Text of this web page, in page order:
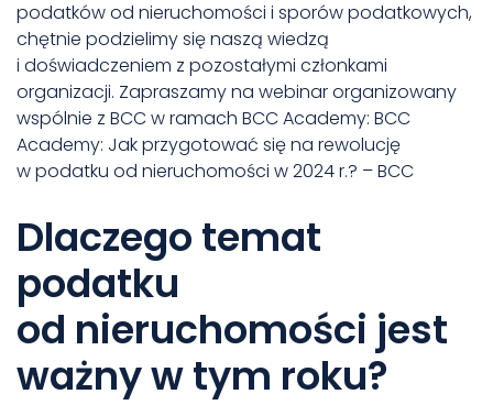
podatków od nieruchomości i sporów podatkowych,
chętnie podzielimy się naszą wiedzą
i doświadczeniem z pozostałymi członkami
organizacji. Zapraszamy na webinar organizowany
wspólnie z BCC w ramach BCC Academy: BCC
Academy: Jak przygotować się na rewolucję
w podatku od nieruchomości w 2024 r.? – BCC
Dlaczego temat
podatku
od nieruchomości jest
ważny w tym roku?